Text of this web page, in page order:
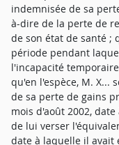
indemnisée de sa
à-dire de la perte de
de son état de santé ;
période pendant
l'incapacité
qu'en l'espèce, M.
de sa perte de gains
mois d'août 2002,
de lui verser
date à laquelle il avait